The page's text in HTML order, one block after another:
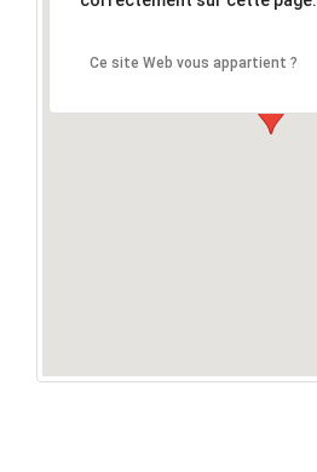
Ce site Web vous appartient ?